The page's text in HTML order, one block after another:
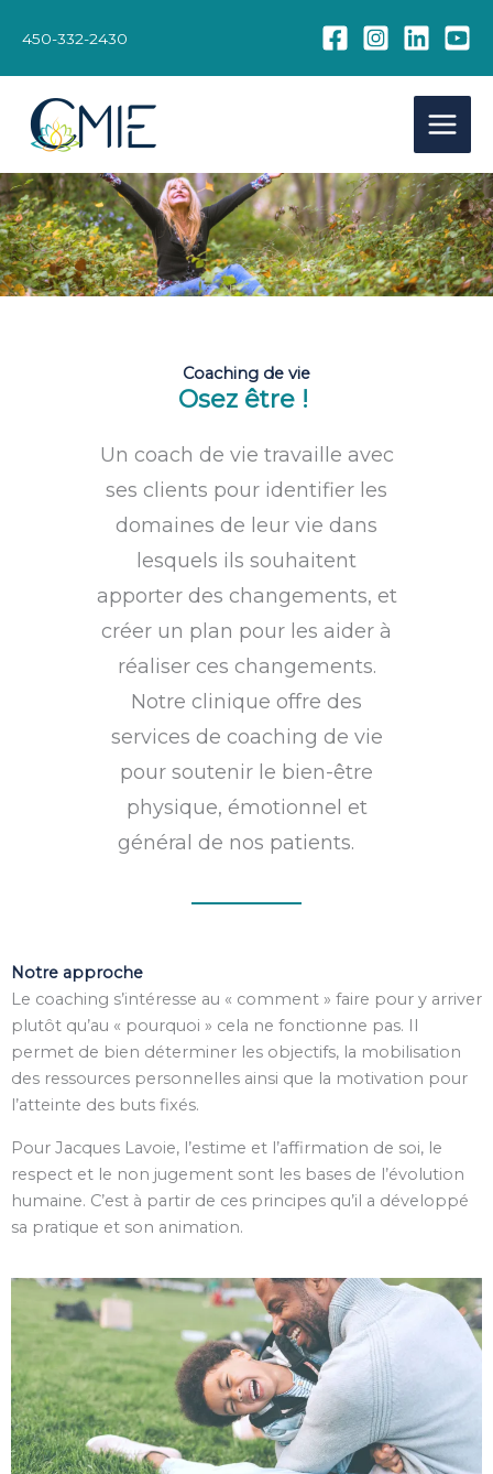
450-332-2430
Coaching de vie
Osez être !
Un coach de vie travaille avec
ses clients pour identifier les
domaines de leur vie dans
lesquels ils souhaitent
apporter des changements, et
créer un plan pour les aider à
réaliser ces changements.
Notre clinique offre des
services de coaching de vie
pour soutenir le bien-être
physique, émotionnel et
général de nos patients.
Notre approche
Le coaching s’intéresse au « comment » faire pour y arriver
plutôt qu’au « pourquoi » cela ne fonctionne pas. Il
permet de bien déterminer les objectifs, la mobilisation
des ressources personnelles ainsi que la motivation pour
l’atteinte des buts fixés.
Pour Jacques Lavoie, l’estime et l’affirmation de soi, le
respect et le non jugement sont les bases de l’évolution
humaine. C’est à partir de ces principes qu’il a développé
sa pratique et son animation.